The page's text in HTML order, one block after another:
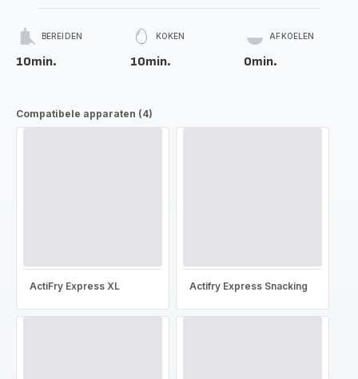
BEREIDEN
10min.
KOKEN
10min.
AFKOELEN
0min.
Compatibele apparaten (4)
ActiFry Express XL Actifry Express Snacking